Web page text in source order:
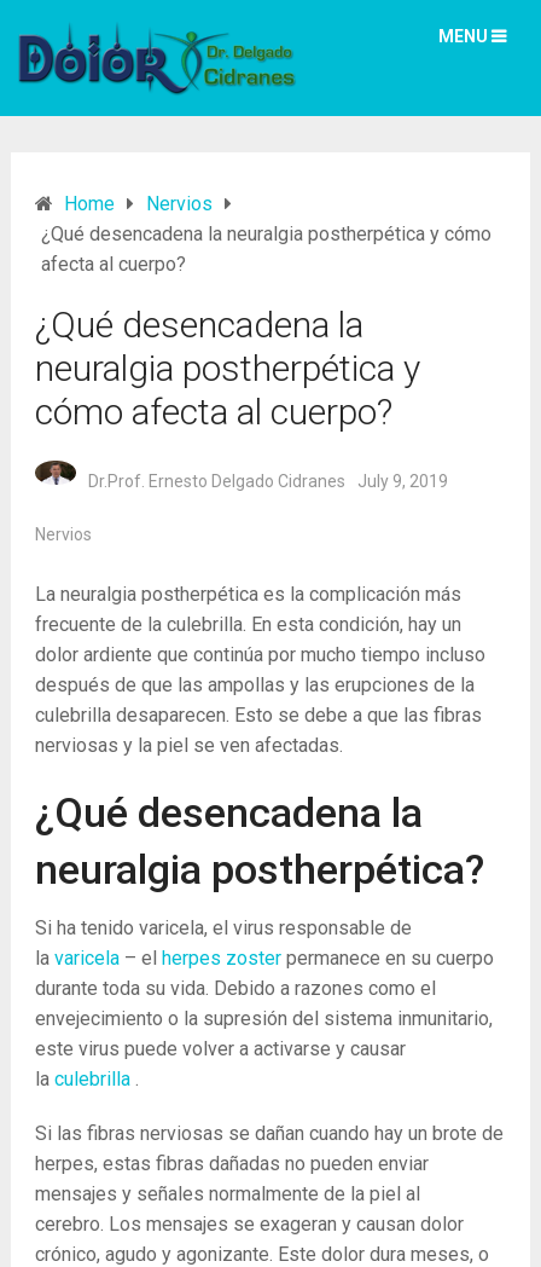
MENU
Home
Nervios
¿Qué desencadena la neuralgia postherpética y cómo
afecta al cuerpo?
¿Qué desencadena la
neuralgia postherpética y
cómo afecta al cuerpo?
Dr.Prof. Ernesto Delgado Cidranes July 9, 2019
Nervios
La neuralgia postherpética es la complicación más
frecuente de la culebrilla. En esta condición, hay un
dolor ardiente que continúa por mucho tiempo incluso
después de que las ampollas y las erupciones de la
culebrilla desaparecen. Esto se debe a que las fibras
nerviosas y la piel se ven afectadas.
¿Qué desencadena la
neuralgia postherpética?
Si ha tenido varicela, el virus responsable de
la varicela– el herpes zosterpermanece en su cuerpo
durante toda su vida. Debido a razones como el
envejecimiento o la supresión del sistema inmunitario,
este virus puede volver a activarse y causar
la culebrilla.
Si las fibras nerviosas se dañan cuando hay un brote de
herpes, estas fibras dañadas no pueden enviar
mensajes y señales normalmente de la piel al
cerebro. Los mensajes se exageran y causan dolor
crónico, agudo y agonizante. Este dolor dura meses, o